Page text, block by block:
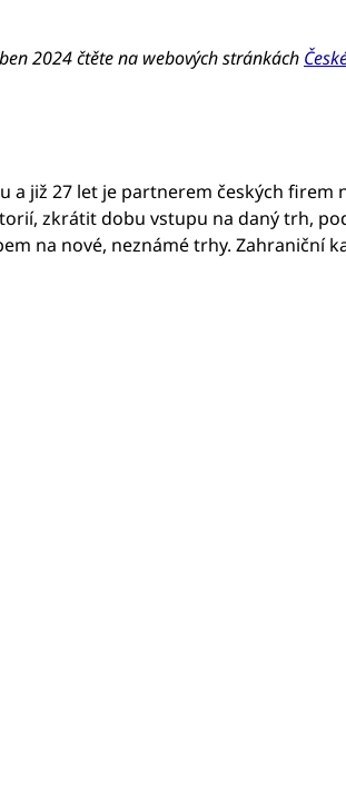
2024 čtěte na webových stránkách
a již 27 let je partnerem českých
zkrátit dobu vstupu na daný trh,
na nové, neznámé trhy. Zahraniční